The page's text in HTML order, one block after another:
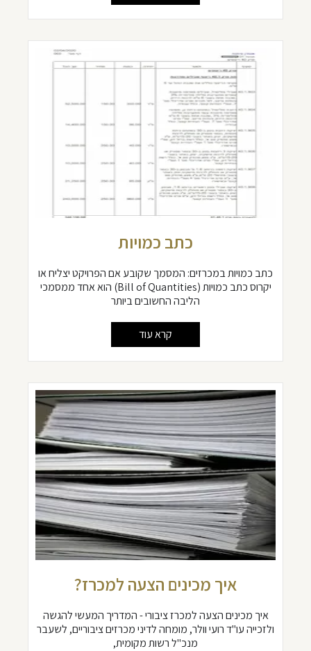
כתב כמויות
כתב כמויות במכרזים: המסמך שקובע אם הפרויקט יצליח או
יקרוס כתב כמויות (Bill of Quantities) הוא אחד ממסמכי
הליבה החשובים ביותר
קרא עוד
איך מכינים הצעה למכרז?
איך מכינים הצעה למכרז ציבורי - המדריך המעשי להגשה
ולזכייה עו"ד רועי וולר, מומחה לדיני מכרזים ציבוריים, לשעבר
מנכ"ל רשות מקומית,